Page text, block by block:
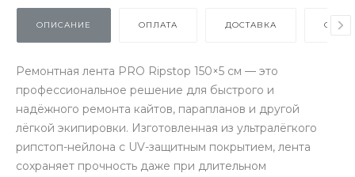
ОПИСАНИЕ ОПЛАТА ДОСТАВКА
Ремонтная лента PRO Ripstop 150×5 см — это
профессиональное решение для быстрого и
надёжного ремонта кайтов, парапланов и другой
лёгкой экипировки. Изготовленная из ультралёгкого
рипстоп-нейлона с UV-защитным покрытием, лента
сохраняет прочность даже при длительном